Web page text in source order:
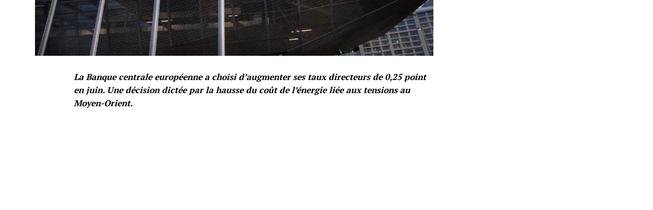
La Banque centrale européenne a choisi d’augmenter ses taux directeurs de 0,25 point
en juin. Une décision dictée par la hausse du coût de l’énergie liée aux tensions au
Moyen-Orient.